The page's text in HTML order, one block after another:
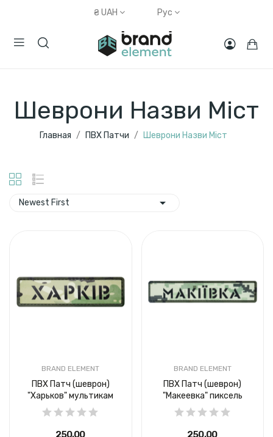
₴ UAH Рус
Шеврони Назви Міст
Главная ПВХ Патчи Шеврони Назви Міст
Newest First 
BRAND ELEMENT
ПВХ Патч (шеврон)
"Харьков" мультикам
BRAND ELEMENT
ПВХ Патч (шеврон)
"Макеевка" пиксель